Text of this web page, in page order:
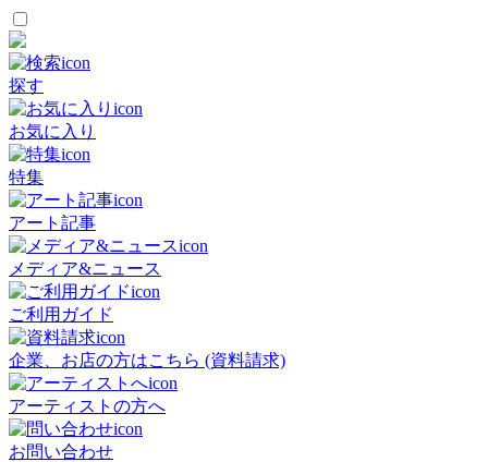
探す
お気に入り
特集
アート記事
メディア&ニュース
ご利用ガイド
企業、お店の方はこちら (資料請求)
アーティストの方へ
お問い合わせ